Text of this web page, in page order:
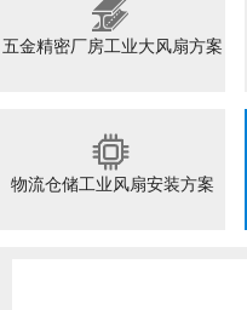
五金精密厂房工业大风扇方案
物流仓储工业风扇安装方案